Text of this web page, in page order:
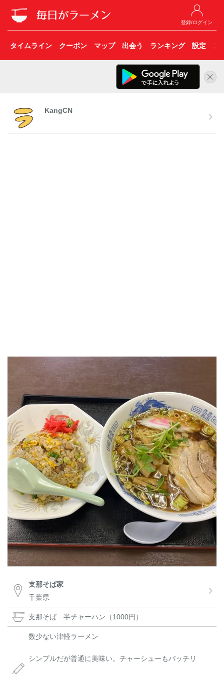
登録/ログイン
タイムライン クーポン マップ 出会う ランキング 設定 こ
KangCN
支那そば家
千葉県
支那そば 半チャーハン（1000円）
数少ない津軽ラーメン
シンプルだが普通に美味い。チャーシューもバッチリ